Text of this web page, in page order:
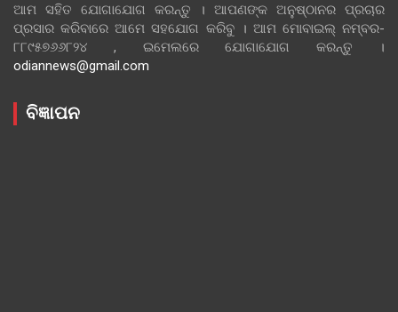
ଆମ ସହିତ ଯୋଗାଯୋଗ କରନ୍ତୁ । ଆପଣଙ୍କ ଅନୁଷ୍ଠାନର ପ୍ରଚାର
ପ୍ରସାର କରିବାରେ ଆମେ ସହଯୋଗ କରିବୁ । ଆମ ମୋବାଇଲ୍ ନମ୍ବର-
୮୮୯୫୭୬୬୮୨୪ , ଇମେଲରେ ଯୋଗାଯୋଗ କରନ୍ତୁ ।
odiannews@gmail.com
ବିଜ୍ଞାପନ